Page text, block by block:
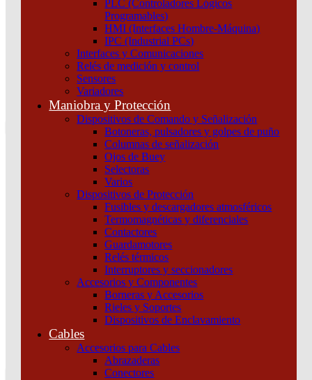
PLC (Controladores Lógicos
Programables)
HMI (Interfaces Hombre-Máquina)
IPC (Industrial PCs)
Interfaces y Comunicaciones
Relés de medición y control
Sensores
Variadores
Maniobra y Protección
Dispositivos de Comando y Señalización
Botoneras, pulsadores y golpes de puño
Columnas de señalización
Ojos de Buey
Selectoras
Varios
Dispositivos de Protección
Fusibles y descargadores atmosféricos
Termomagnéticas y diferenciales
Contactores
Guardamotores
Relés térmicos
Interruptores y seccionadores
Accesorios y Componentes
Borneras y Accesorios
Rieles y Soportes
Dispositivos de Enclavamiento
Cables
Accesorios para Cables
Abrazaderas
Conectores
Atención por WhatsApp
Tu pedido
¿Que estas buscando hoy?
Atención telefónica
Atención por WhatsApp